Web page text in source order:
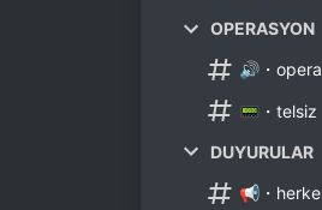
OPERASYON
🔊・
📟・telsiz
DUYURULAR
📢・